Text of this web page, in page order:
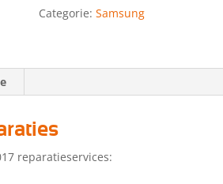
Categorie: Samsung
reparatieservices: